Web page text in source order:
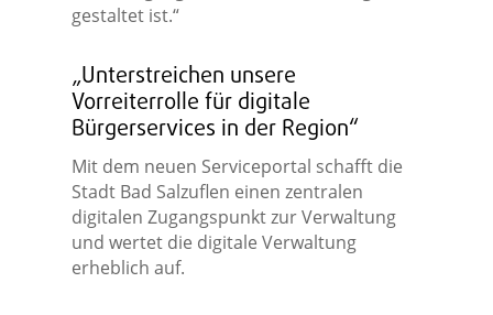
gestaltet ist.“
„Unterstreichen unsere
Vorreiterrolle für digitale
Bürgerservices in der Region“
Mit dem neuen Serviceportal schafft die
Stadt Bad Salzuflen einen zentralen
digitalen Zugangspunkt zur Verwaltung
und wertet die digitale Verwaltung
erheblich auf.